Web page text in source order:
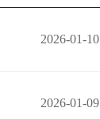
2026-01-10
2026-01-09